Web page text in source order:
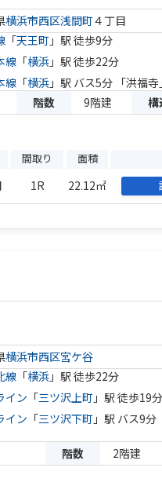
横浜市西区浅間町４丁目
「天王町 」駅 徒歩9分
線 「横浜 」駅 徒歩22分
線 「横浜 」駅 バス5分 「洪福
階数 9階建 構
間取り 面積
1R 22.12㎡
横浜市西区宮ケ谷
線 「横浜 」駅 徒歩22分
イン 「三ツ沢上町 」駅 徒歩19分
イン 「三ツ沢下町 」駅 バス9
階数 2階建